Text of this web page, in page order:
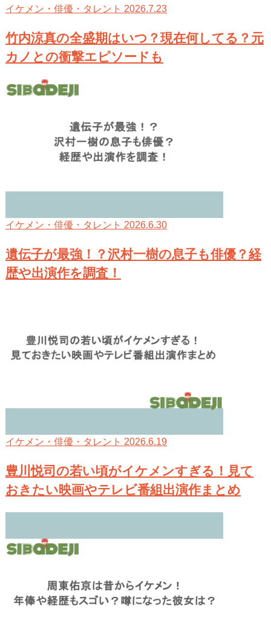
イケメン・俳優・タレント 2026.7.23
竹内涼真の全盛期はいつ？現在何してる？元
カノとの衝撃エピソードも
イケメン・俳優・タレント 2026.6.30
遺伝子が最強！？沢村一樹の息子も俳優？経
歴や出演作を調査！
イケメン・俳優・タレント 2026.6.19
豊川悦司の若い頃がイケメンすぎる！見て
おきたい映画やテレビ番組出演作まとめ